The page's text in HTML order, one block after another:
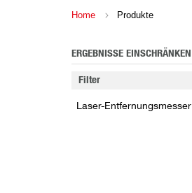
Home Produkte
ERGEBNISSE EINSCHRÄNKEN
Filter
Laser-Entfernungsmesser